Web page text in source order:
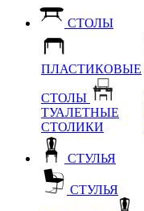
СТОЛЫ
ПЛАСТИКОВЫЕ
СТОЛЫ
ТУАЛЕТНЫЕ
СТОЛИКИ
СТУЛЬЯ
СТУЛЬЯ